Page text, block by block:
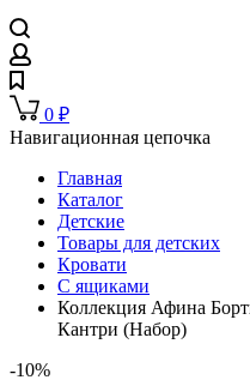
0 ₽
Навигационная цепочка
Главная
Каталог
Детские
Товары для детских
Кровати
С ящиками
Коллекция Афина
Кантри (Набор)
-10%